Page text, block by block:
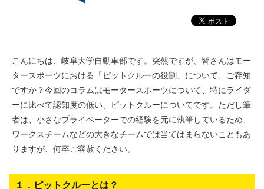
こんにちは、岐阜大学自動車部です。突然ですが、皆さんはモー
タースポーツにおける「ピットクルーの役割」について、ご存知
ですか？今回のコラムはモータースポーツについて、特にライダ
ーに比べて認知度の低い、ピットクルーについてです。ただし筆
者は、小さなプライベーターでの経験を元に執筆しているため、
ワークスチームなどの大きなチームでは当てはまらないこともあ
りますが、何卒ご容赦ください。
１．ピットクルーとは？